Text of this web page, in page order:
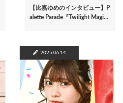
【比嘉ゆめのインタビュー】P
alette Parade『Twilight Magi…
2025.06.14